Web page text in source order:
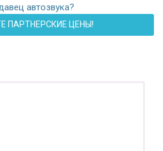
автозвука?
ПАРТНЕРСКИЕ ЦЕНЫ!